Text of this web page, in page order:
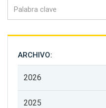
ARCHIVO:
2026
2025